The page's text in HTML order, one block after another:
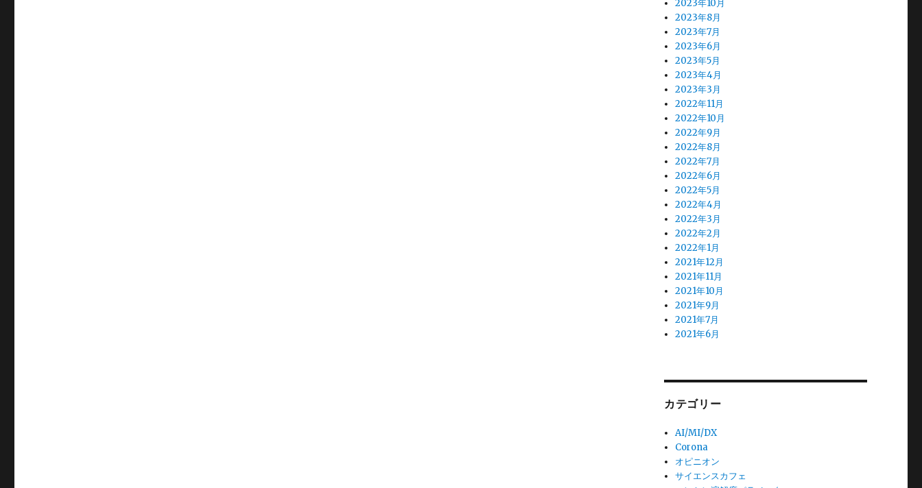
2023年10月
2023年8月
2023年7月
2023年6月
2023年5月
2023年4月
2023年3月
2022年11月
2022年10月
2022年9月
2022年8月
2022年7月
2022年6月
2022年5月
2022年4月
2022年3月
2022年2月
2022年1月
2021年12月
2021年11月
2021年10月
2021年9月
2021年7月
2021年6月
カテゴリー
AI/MI/DX
Corona
オピニオン
サイエンスカフェ